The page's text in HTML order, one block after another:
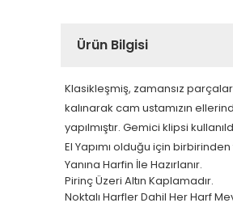
Ürün Bilgisi
Klasikleşmiş, zamansız
kalınarak cam ustamızın
yapılmıştır. Gemici klipsi
El Yapımı olduğu için
Yanına Harfin İle Hazırlanır.
Pirinç Üzeri Altın Kaplamadır.
Noktalı Harfler Dahil Her Harf